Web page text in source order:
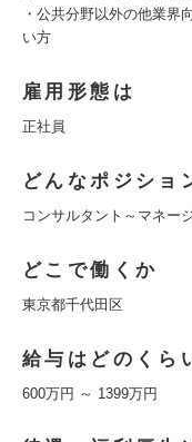
・公共分野以外の他業界
い方
雇用形態は
正社員
どんなポジショ
コンサルタント～マネー
どこで働くか
東京都千代田区
給与はどのくら
600万円 ～ 1399万円